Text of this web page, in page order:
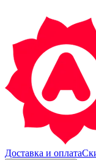
Доставка и оплата